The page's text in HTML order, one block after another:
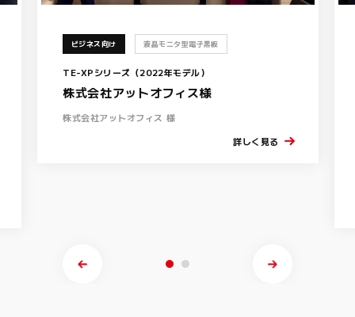
ビジネス向け 液晶モニタ型電子黒板
TE-XPシリーズ（2022年モデル）
株式会社アットオフィス様
株式会社アットオフィス 様
詳しく見る